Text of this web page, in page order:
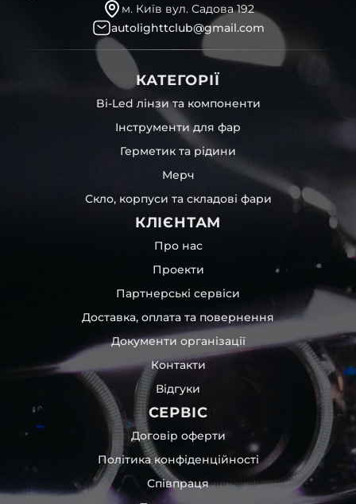
м. Київ вул. Садова 192
autolighttclub@gmail.com
КАТЕГОРІЇ
Bi-Led лінзи та компоненти
Інструменти для фар
Герметик та рідини
Мерч
Скло, корпуси та складові фари
КЛІЄНТАМ
Про нас
Проекти
Партнерські сервіси
Доставка, оплата та повернення
Документи організації
Контакти
Відгуки
СЕРВІС
Договір оферти
Політика конфіденційності
Співпраця